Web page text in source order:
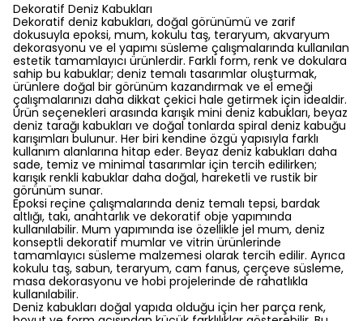
Dekoratif Deniz Kabukları
Dekoratif deniz kabukları, doğal görünümü ve zarif
dokusuyla epoksi, mum, kokulu taş, teraryum, akvaryum
dekorasyonu ve el yapımı süsleme çalışmalarında kullanılan
estetik tamamlayıcı ürünlerdir. Farklı form, renk ve dokulara
sahip bu kabuklar; deniz temalı tasarımlar oluşturmak,
ürünlere doğal bir görünüm kazandırmak ve el emeği
çalışmalarınızı daha dikkat çekici hale getirmek için idealdir.
Ürün seçenekleri arasında karışık mini deniz kabukları, beyaz
deniz tarağı kabukları ve doğal tonlarda spiral deniz kabuğu
karışımları bulunur. Her biri kendine özgü yapısıyla farklı
kullanım alanlarına hitap eder. Beyaz deniz kabukları daha
sade, temiz ve minimal tasarımlar için tercih edilirken;
karışık renkli kabuklar daha doğal, hareketli ve rustik bir
görünüm sunar.
Epoksi reçine çalışmalarında deniz temalı tepsi, bardak
altlığı, takı, anahtarlık ve dekoratif obje yapımında
kullanılabilir. Mum yapımında ise özellikle jel mum, deniz
konseptli dekoratif mumlar ve vitrin ürünlerinde
tamamlayıcı süsleme malzemesi olarak tercih edilir. Ayrıca
kokulu taş, sabun, teraryum, cam fanus, çerçeve süsleme,
masa dekorasyonu ve hobi projelerinde de rahatlıkla
kullanılabilir.
Deniz kabukları doğal yapıda olduğu için her parça renk,